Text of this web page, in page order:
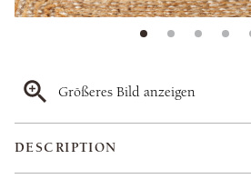
Größeres Bild anzeigen
DESCRIPTION